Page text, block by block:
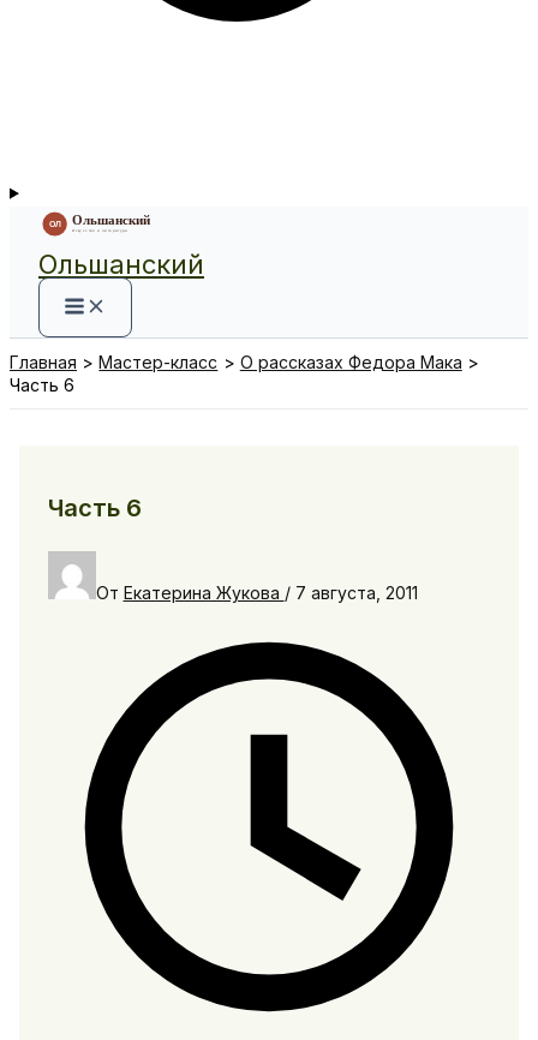
Ольшанский
Главная Мастер-класс
О рассказах Федора Мака
Часть 6
Часть 6
От Екатерина Жукова / 7 августа, 2011